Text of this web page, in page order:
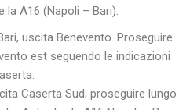
la A16 (Napoli – Bari).
uscita Benevento. Proseguire
est seguendo le indicazioni
Caserta Sud; proseguire lungo